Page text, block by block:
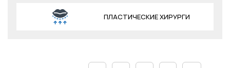
ПЛАСТИЧЕСКИЕ ХИРУРГИ